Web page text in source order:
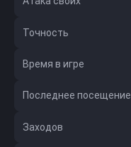
Точность
Время в игре
Последнее посещение
Заходов